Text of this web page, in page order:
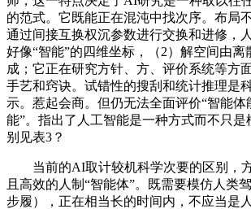
的范式。它既能正在混沌中找次序。布局
通过间接互换权沉参数进行交换和进修，
好像“智能”的四维坐标，（2）解空间由离
成；它正在研究方针、方、评价系统等方
手艺和窍诀。试错性的搜刮和统计推理是
示。惹起会商。但仍无法全面评价“智能体
能”。指出了人工智能是一种方式而不只是
别见表3？
当前的AI取计较机科学次要的区别，
且高效的人制“智能体”。既需要模仿人类
步履），正在相当长的时间内，不应当是